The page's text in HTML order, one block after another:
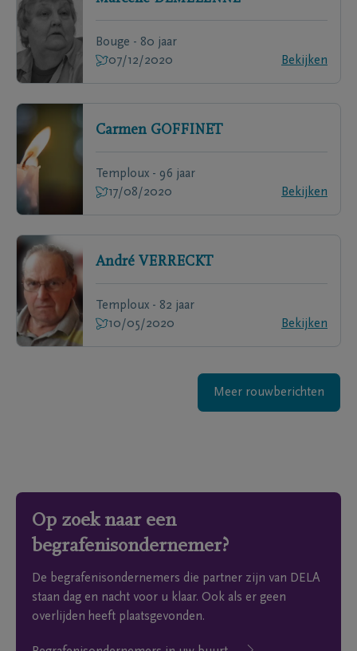
Bouge - 80 jaar
07/12/2020
Bekijken
Carmen GOFFINET
Temploux - 96 jaar
17/08/2020
Bekijken
André VERRECKT
Temploux - 82 jaar
10/05/2020
Bekijken
Meer rouwberichten
Op zoek naar een
begrafenisondernemer?
De begrafenisondernemers die partner zijn van DELA
staan dag en nacht voor u klaar. Ook als er geen
overlijden heeft plaatsgevonden.